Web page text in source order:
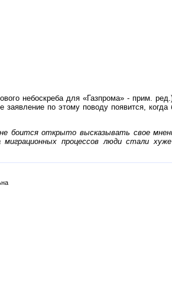
небоскреба для «Газпрома» - прим.
по этому поводу появится,
боится открыто высказывать свое
процессов люди стали